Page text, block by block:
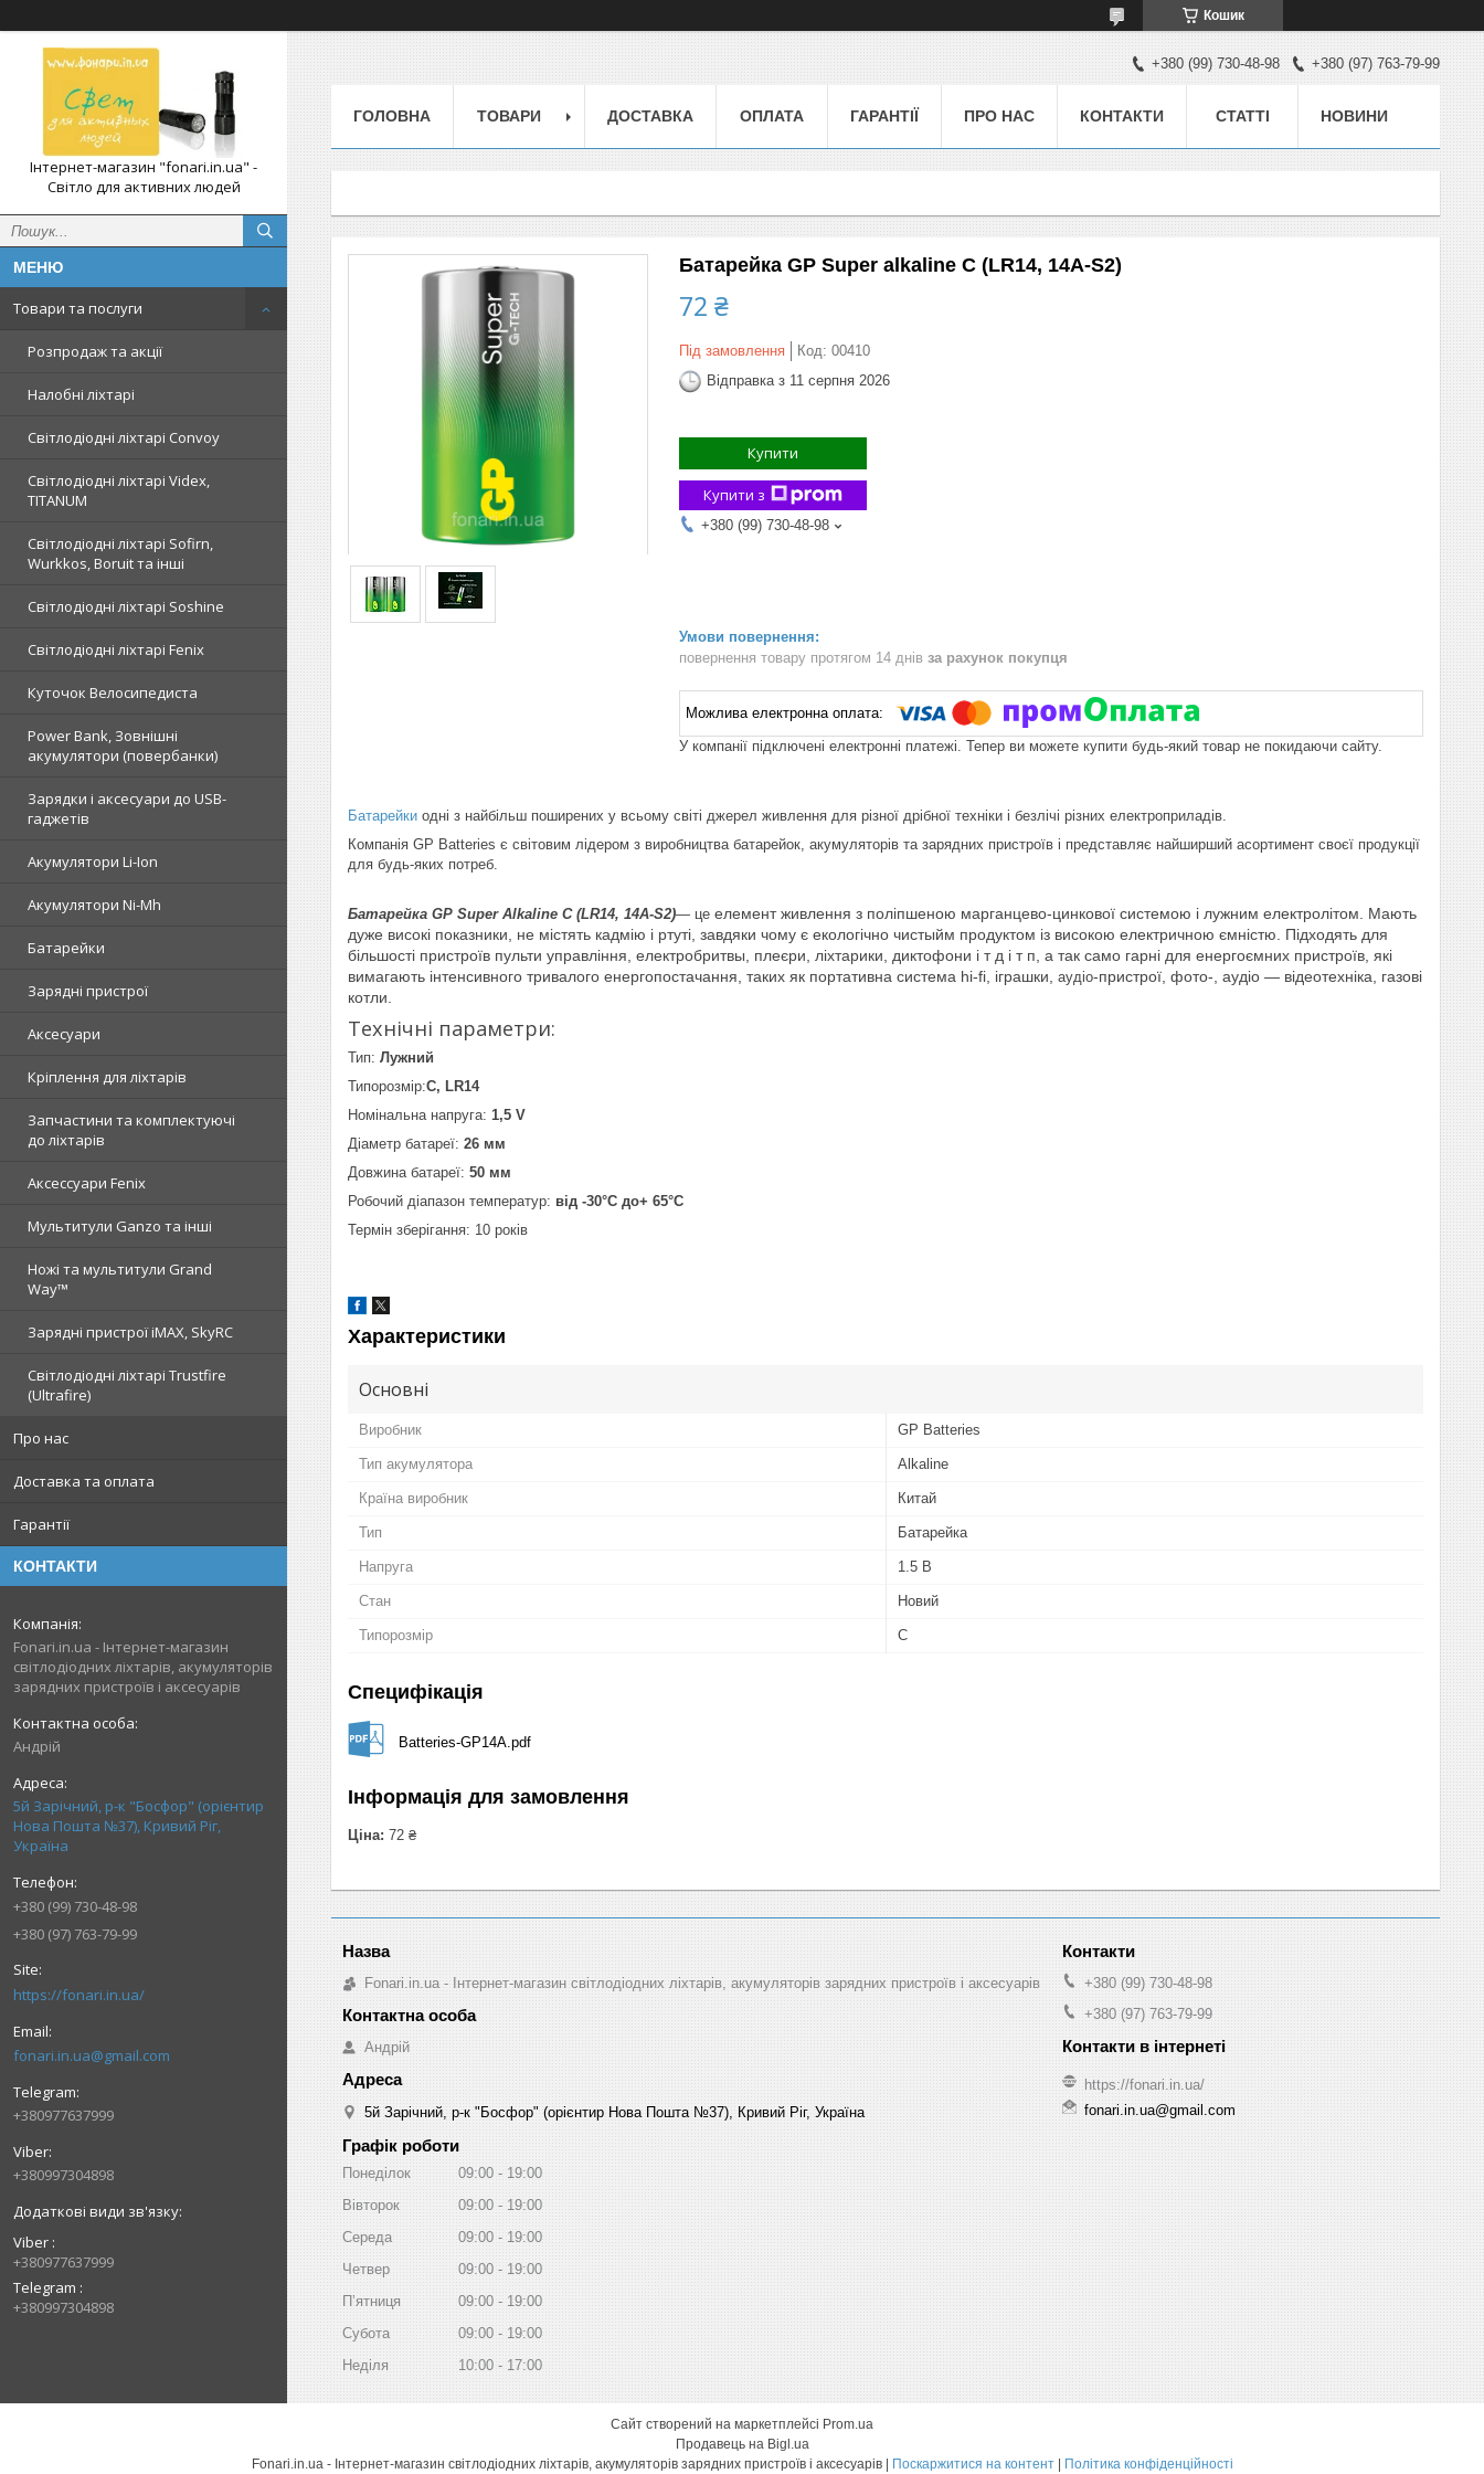
Кошик
Інтернет-магазин "fonari.in.ua" -
Світло для активних людей
Товари та послуги
Розпродаж та акції
Налобні ліхтарі
Світлодіодні ліхтарі Convoy
Світлодіодні ліхтарі Videx,
TITANUM
Світлодіодні ліхтарі Sofirn,
Wurkkos, Boruit та інші
Світлодіодні ліхтарі Soshine
Світлодіодні ліхтарі Fenix
Куточок Велосипедиста
Power Bank, Зовнішні
акумулятори (повербанки)
Зарядки і аксесуари до USB-
гаджетів
Акумулятори Li-Ion
Акумулятори Ni-Mh
Батарейки
Зарядні пристрої
Аксесуари
Кріплення для ліхтарів
Запчастини та комплектуючі
до ліхтарів
Аксессуари Fenix
Мультитули Ganzo та інші
Ножі та мультитули Grand
Way™
Зарядні пристрої iMAX, SkyRC
Світлодіодні ліхтарі Trustfire
(Ultrafire)
Про нас
Доставка та оплата
Гарантії
КОНТАКТИ
Fonari.in.ua - Інтернет-магазин
світлодіодних ліхтарів, акумуляторів
зарядних пристроїв і аксесуарів
Андрій
5й Зарічний, р-к "Босфор" (орієнтир
Нова Пошта №37), Кривий Ріг,
Україна
+380 (99) 730-48-98
+380 (97) 763-79-99
https://fonari.in.ua/
fonari.in.ua@gmail.com
+380977637999
+380997304898
Viber
+380977637999
Telegram
+380997304898
+380 (99) 730-48-98 +380 (97) 763-79-99
ГОЛОВНА ТОВАРИ ДОСТАВКА ОПЛАТА ГАРАНТІЇ ПРО НАС КОНТАКТИ СТАТТІ НОВИНИ
Батарейка GP Super alkaline С (LR14, 14А-S2)
72 ₴
Під замовлення Код: 00410
Відправка з 11 серпня 2026
Купити
Купити з
+380 (99) 730-48-98
повернення товару протягом 14 днів за рахунок покупця
У компанії підключені електронні платежі. Тепер ви можете купити будь-який товар не покидаючи сайту.
Батарейки одні з найбільш поширених у всьому світі джерел живлення для різної дрібної техніки і безлічі різних електроприладів.
Компанія GP Batteries є світовим лідером з виробництва батарейок, акумуляторів та зарядних пристроїв і представляє найширший асортимент своєї продукції
для будь-яких потреб.
Батарейка GP Super Alkaline С (LR14, 14А-S2)― це елемент живлення з поліпшеною марганцево-цинкової системою і лужним електролітом. Мають
дуже високі показники, не містять кадмію і ртуті, завдяки чому є екологічно чистыйм продуктом із високою електричною ємністю . Підходять для
більшості пристроїв пульти управління, електробритвы, плеєри, ліхтарики, диктофони і т д і т п, а так само гарні для енергоємних пристроїв, які
вимагають інтенсивного тривалого енергопостачання, таких як портативна система hi-fi, іграшки, аудіо-пристрої, фото-, аудіо — відеотехніка, газові
котли.
Технічні параметри:
Тип: Лужний
Типорозмір:C, LR14
Номінальна напруга: 1,5 V
Діаметр батареї: 26 мм
Довжина батареї: 50 мм
Робочий діапазон температур: від -30°С до+ 65°С
Термін зберігання: 10 років
Характеристики
Основні
Виробник GP Batteries
Тип акумулятора Alkaline
Країна виробник Китай
Тип Батарейка
Напруга 1.5 В
Стан Новий
Типорозмір C
Специфікація
Batteries-GP14A.pdf
Інформація для замовлення
Ціна: 72 ₴
Fonari.in.ua - Інтернет-магазин світлодіодних ліхтарів, акумуляторів зарядних пристроїв і аксесуарів
Андрій
5й Зарічний, р-к "Босфор" (орієнтир Нова Пошта №37), Кривий Ріг, Україна
+380 (99) 730-48-98
+380 (97) 763-79-99
https://fonari.in.ua/
fonari.in.ua@gmail.com
Графік роботи
Понеділок 09:00
19:00
Вівторок
09:00
19:00
Середа
09:00
19:00
Четвер
09:00
19:00
Пʼятниця
09:00
19:00
Субота
09:00
19:00
Неділя
10:00 17:00
Сайт створений на маркетплейсі Prom.ua
Продавець на Bigl.ua
Поскаржитися на контент Політика конфіденційності